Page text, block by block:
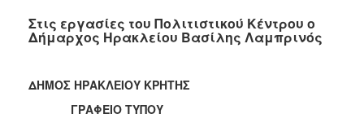
2022
2020
2019
Στις εργασίες του Πολιτιστικού Κέντρου ο
Δήμαρχος Ηρακλείου Βασίλης Λαμπρινός
ΔΗΜΟΣ ΗΡΑΚΛΕΙΟΥ ΚΡΗΤΗΣ
ΓΡΑΦΕΙΟ ΤΥΠΟΥ